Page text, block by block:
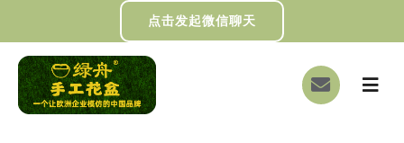
过
点击发起微信聊天
切